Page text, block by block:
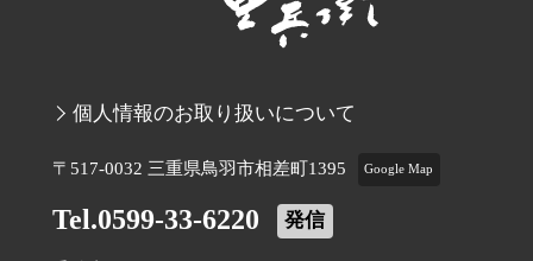
個人情報のお取り扱いについて
〒517-0032 三重県鳥羽市相差町1395 Google Map
Tel.0599-33-6220 発信